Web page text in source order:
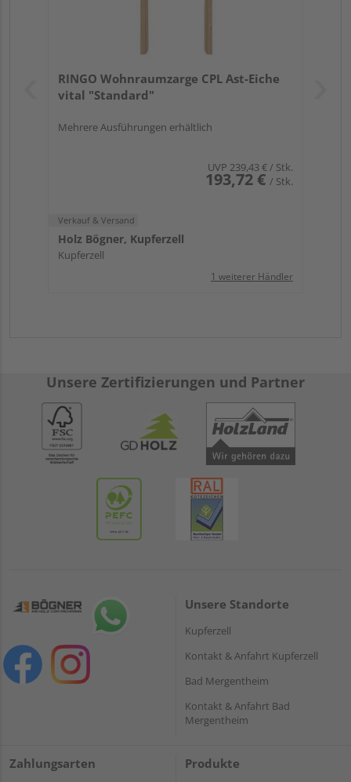
RINGO Wohnraumzarge CPL Ast-Eiche
vital "Standard"
Mehrere Ausführungen erhältlich
UVP 239,43 €/ Stk.
193,72 € / Stk.
Verkauf & Versand
Holz Bögner, Kupferzell
Kupferzell
1 weiterer Händler
Unsere Zertifizierungen und Partner
Unsere Standorte
Kupferzell
Kontakt & Anfahrt Kupferzell
Bad Mergentheim
Kontakt & Anfahrt Bad
Mergentheim
Zahlungsarten Produkte